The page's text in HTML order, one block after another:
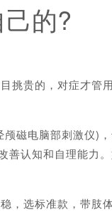
的?
贵的，对症才管
磁电脑部刺激仪)
认知和自理能力
选标准款，带肢体